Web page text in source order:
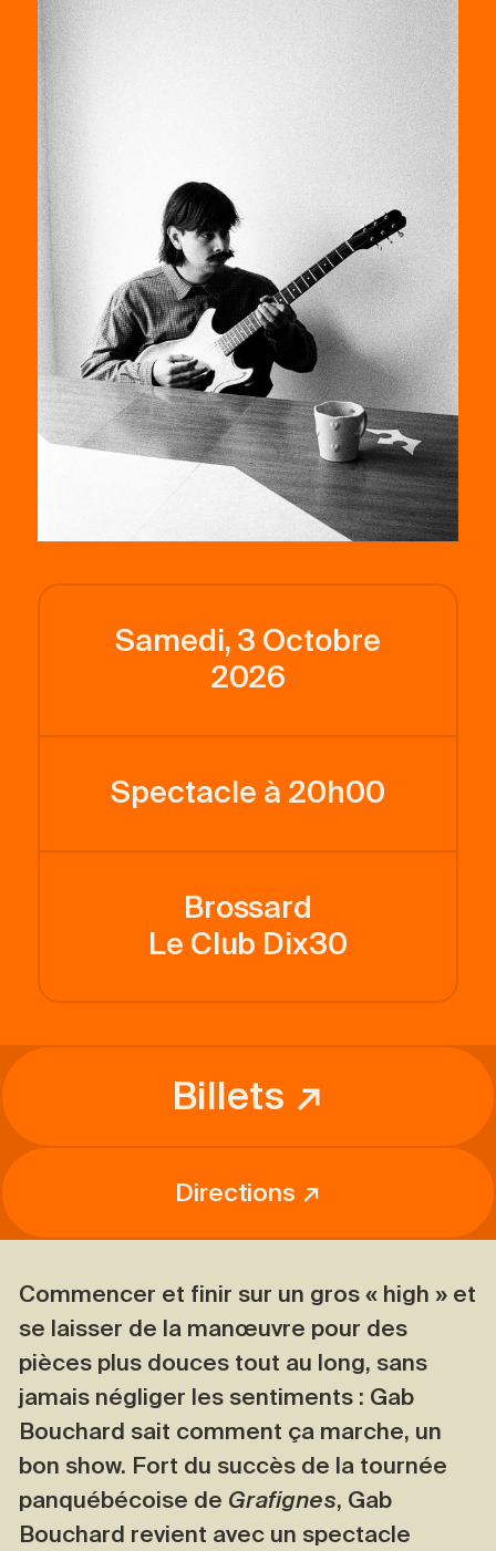
Samedi, 3 Octobre
2026
Spectacle à 20h00
Brossard
Le Club Dix30
Billets ↗
Directions ↗
Commencer et finir sur un gros « high » et
se laisser de la manœuvre pour des
pièces plus douces tout au long, sans
jamais négliger les sentiments : Gab
Bouchard sait comment ça marche, un
bon show. Fort du succès de la tournée
panquébécoise de Grafignes, Gab
Bouchard revient avec un spectacle